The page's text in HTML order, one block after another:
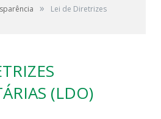
»
Lei de Diretrizes
(LDO)